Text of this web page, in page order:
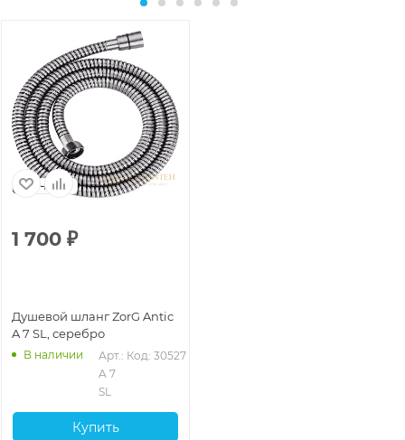
Чехия
1 700 ₽
Душевой шланг ZorG Antic
A 7 SL, серебро
В наличии
Арт.:
A 7
SL
Код: 30527
Купить